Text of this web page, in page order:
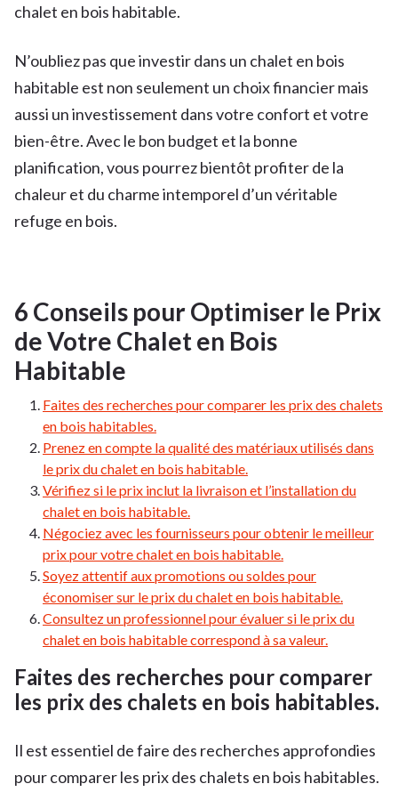
chalet en bois habitable.
N’oubliez pas que investir dans un chalet en bois
habitable est non seulement un choix financier mais
aussi un investissement dans votre confort et votre
bien-être. Avec le bon budget et la bonne
planification, vous pourrez bientôt profiter de la
chaleur et du charme intemporel d’un véritable
refuge en bois.
6 Conseils pour Optimiser le Prix
de Votre Chalet en Bois
Habitable
Faites des recherches pour comparer les prix des chalets
en bois habitables.
Prenez en compte la qualité des matériaux utilisés dans
le prix du chalet en bois habitable.
Vérifiez si le prix inclut la livraison et l’installation du
chalet en bois habitable.
Négociez avec les fournisseurs pour obtenir le meilleur
prix pour votre chalet en bois habitable.
Soyez attentif aux promotions ou soldes pour
économiser sur le prix du chalet en bois habitable.
Consultez un professionnel pour évaluer si le prix du
chalet en bois habitable correspond à sa valeur.
Faites des recherches pour comparer
les prix des chalets en bois habitables.
Il est essentiel de faire des recherches approfondies
pour comparer les prix des chalets en bois habitables.